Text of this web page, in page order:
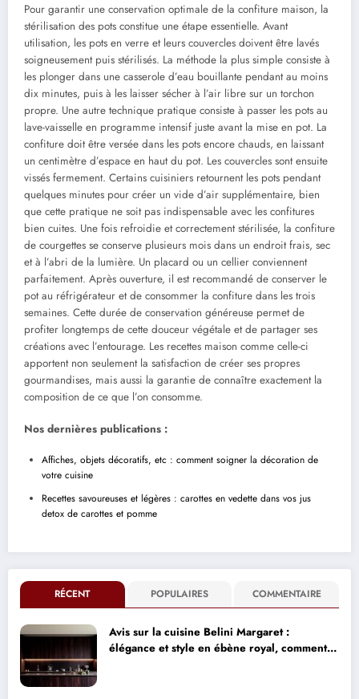
Pour garantir une conservation optimale de la confiture maison, la
stérilisation des pots constitue une étape essentielle. Avant
utilisation, les pots en verre et leurs couvercles doivent être lavés
soigneusement puis stérilisés. La méthode la plus simple consiste à
les plonger dans une casserole d’eau bouillante pendant au moins
dix minutes, puis à les laisser sécher à l’air libre sur un torchon
propre. Une autre technique pratique consiste à passer les pots au
lave-vaisselle en programme intensif juste avant la mise en pot. La
confiture doit être versée dans les pots encore chauds, en laissant
un centimètre d’espace en haut du pot. Les couvercles sont ensuite
vissés fermement. Certains cuisiniers retournent les pots pendant
quelques minutes pour créer un vide d’air supplémentaire, bien
que cette pratique ne soit pas indispensable avec les confitures
bien cuites. Une fois refroidie et correctement stérilisée, la confiture
de courgettes se conserve plusieurs mois dans un endroit frais, sec
et à l’abri de la lumière. Un placard ou un cellier conviennent
parfaitement. Après ouverture, il est recommandé de conserver le
pot au réfrigérateur et de consommer la confiture dans les trois
semaines. Cette durée de conservation généreuse permet de
profiter longtemps de cette douceur végétale et de partager ses
créations avec l’entourage. Les recettes maison comme celle-ci
apportent non seulement la satisfaction de créer ses propres
gourmandises, mais aussi la garantie de connaître exactement la
composition de ce que l’on consomme.
Nos dernières publications :
Affiches, objets décoratifs, etc : comment soigner la décoration de
votre cuisine
Recettes savoureuses et légères : carottes en vedette dans vos jus
detox de carottes et pomme
RÉCENT POPULAIRES COMMENTAIRE
Avis sur la cuisine Belini Margaret :
élégance et style en ébène royal, comment